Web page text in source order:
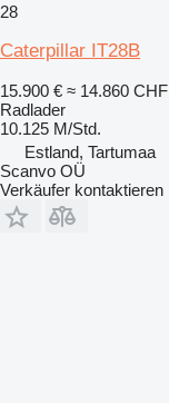
28
Caterpillar IT28B
15.900 € ≈ 14.860 CHF
Radlader
10.125 M/Std.
Estland, Tartumaa
Scanvo OÜ
Verkäufer kontaktieren